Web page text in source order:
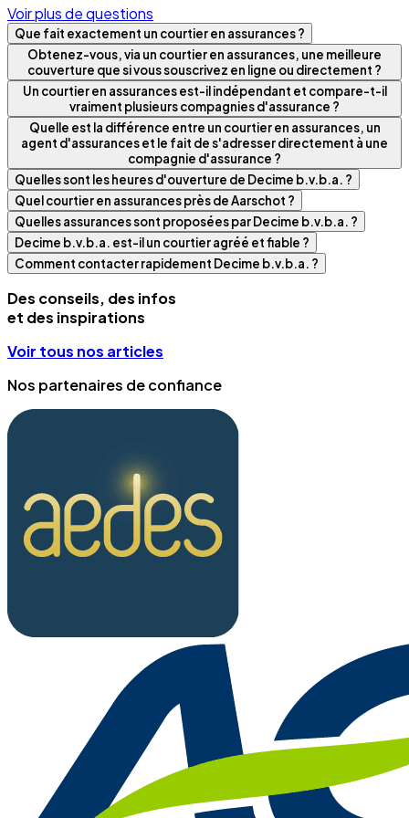
Voir plus de questions
Que fait exactement un courtier en assurances ?
Obtenez-vous, via un courtier en assurances, une meilleure
couverture que si vous souscrivez en ligne ou directement ?
Un courtier en assurances est-il indépendant et compare-t-il
vraiment plusieurs compagnies d'assurance ?
Quelle est la différence entre un courtier en assurances, un
agent d'assurances et le fait de s'adresser directement à une
compagnie d'assurance ?
Quelles sont les heures d'ouverture de Decime b.v.b.a. ?
Quel courtier en assurances près de Aarschot ?
Quelles assurances sont proposées par Decime b.v.b.a. ?
Decime b.v.b.a. est-il un courtier agréé et fiable ?
Comment contacter rapidement Decime b.v.b.a. ?
Des conseils, des infos
et des inspirations
Voir tous nos articles
Nos partenaires de confiance